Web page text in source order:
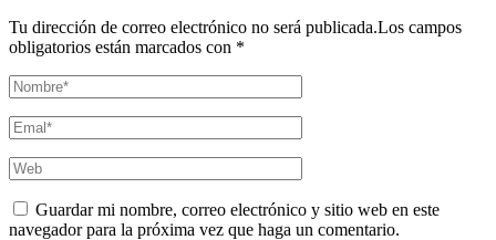
Tu dirección de correo electrónico no será publicada.Los campos
obligatorios están marcados con *
Guardar mi nombre, correo electrónico y sitio web en este
navegador para la próxima vez que haga un comentario.